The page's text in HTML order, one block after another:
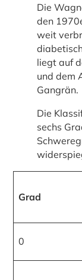
Die
den
weit
liegt auf
und dem
Gangrän.
Die
sechs
Grad
0